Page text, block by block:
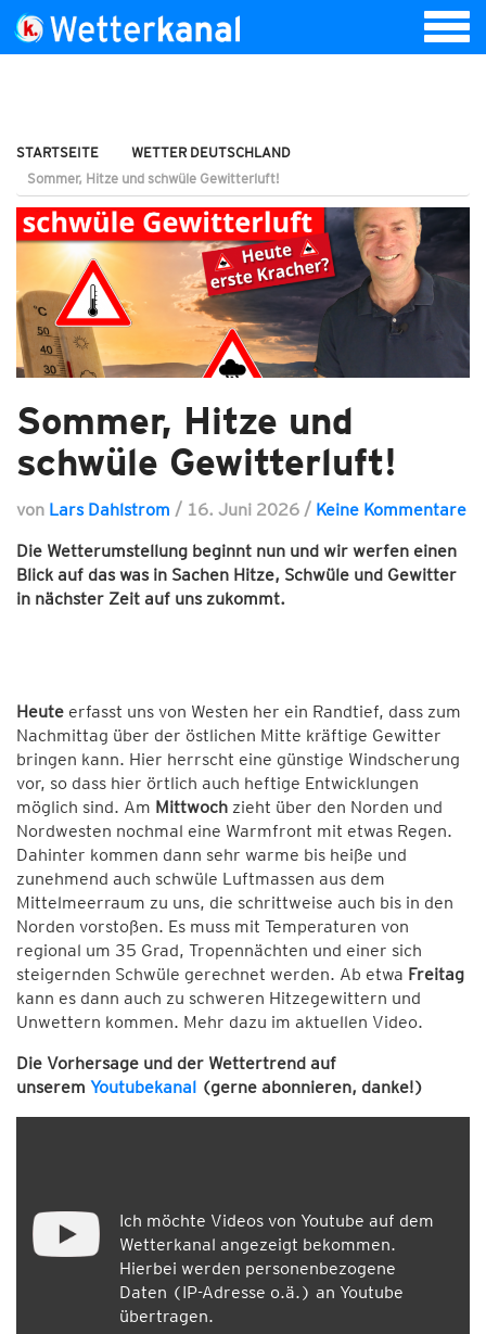
STARTSEITE
WETTER DEUTSCHLAND
Sommer, Hitze und schwüle Gewitterluft!
Sommer, Hitze und
schwüle Gewitterluft!
von Lars Dahlstrom / 16. Juni 2026 / Keine Kommentare
Die Wetterumstellung beginnt nun und wir werfen einen
Blick auf das was in Sachen Hitze, Schwüle und Gewitter
in nächster Zeit auf uns zukommt.
Heute erfasst uns von Westen her ein Randtief, dass zum
Nachmittag über der östlichen Mitte kräftige Gewitter
bringen kann. Hier herrscht eine günstige Windscherung
vor, so dass hier örtlich auch heftige Entwicklungen
möglich sind. Am Mittwoch zieht über den Norden und
Nordwesten nochmal eine Warmfront mit etwas Regen.
Dahinter kommen dann sehr warme bis heiße und
zunehmend auch schwüle Luftmassen aus dem
Mittelmeerraum zu uns, die schrittweise auch bis in den
Norden vorstoßen. Es muss mit Temperaturen von
regional um 35 Grad, Tropennächten und einer sich
steigernden Schwüle gerechnet werden. Ab etwa Freitag
kann es dann auch zu schweren Hitzegewittern und
Unwettern kommen. Mehr dazu im aktuellen Video.
Die Vorhersage und der Wettertrend auf
unserem Youtubekanal (gerne abonnieren, danke!)
Ich möchte Videos von Youtube auf dem
Wetterkanal angezeigt bekommen.
Hierbei werden personenbezogene
Daten (IP-Adresse o.ä.) an Youtube
übertragen.